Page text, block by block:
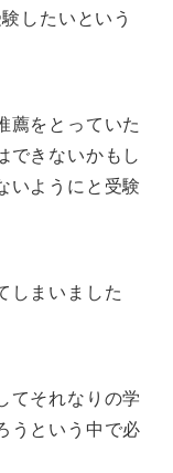
したいという
薦をとっていた
できないかもし
いようにと受験
しまいました
てそれなりの学
うという中で必